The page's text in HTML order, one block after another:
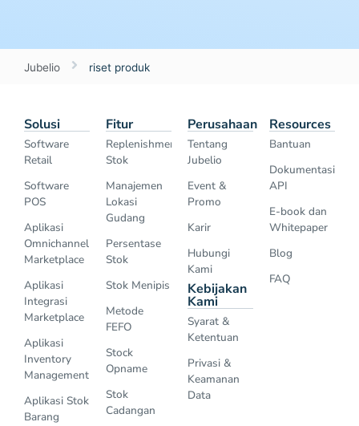
Jubelio riset produk
Solusi
Software
Retail
Software
POS
Aplikasi
Omnichannel
Marketplace
Aplikasi
Integrasi
Marketplace
Aplikasi
Inventory
Management
Aplikasi Stok
Barang
Fitur
Replenishment
Stok
Manajemen
Lokasi
Gudang
Persentase
Stok
Stok Menipis
Metode
FEFO
Stock
Opname
Stok
Cadangan
Perusahaan
Tentang
Jubelio
Event &
Promo
Karir
Hubungi
Kami
Kebijakan
Kami
Syarat &
Ketentuan
Privasi &
Keamanan
Data
Resources
Bantuan
Dokumentasi
API
E-book dan
Whitepaper
Blog
FAQ